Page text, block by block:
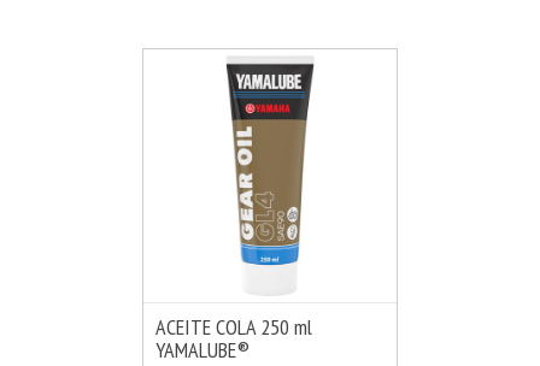
AÑADIR
ACEITE COLA 250 ml
YAMALUBE®